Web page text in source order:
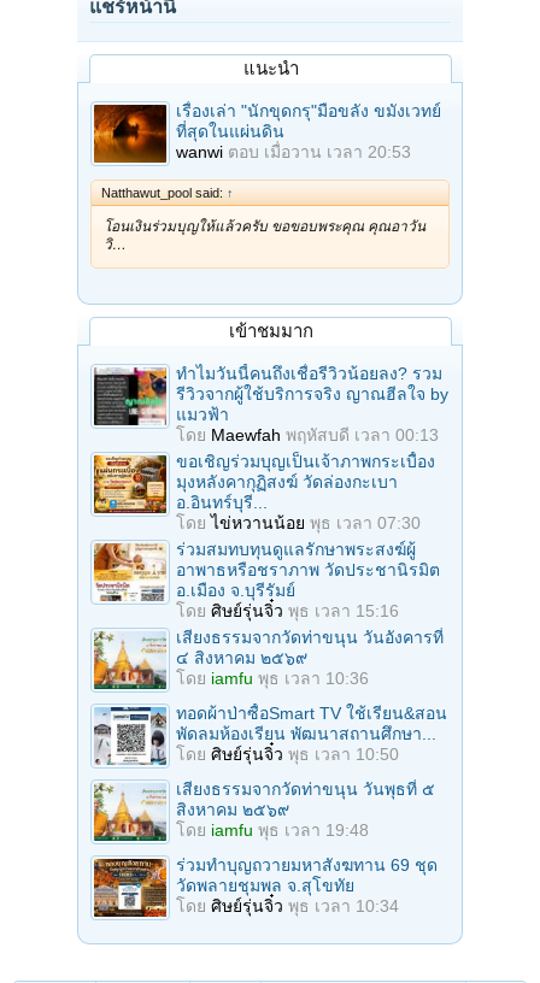
แชร์หน้านี้
แนะนำ
เรื่องเล่า "นักขุดกรุ"มือขลัง ขมังเวทย์
ที่สุดในแผ่นดิน
wanwi ตอบ เมื่อวาน เวลา 20:53
Natthawut_pool said: ↑
โอนเงินร่วมบุญให้แล้วครับ ขอขอบพระคุณ คุณอาวัน
วิ…
เข้าชมมาก
ทำไมวันนี้คนถึงเชื่อรีวิวน้อยลง? รวม
รีวิวจากผู้ใช้บริการจริง ญาณฮีลใจ by
แมวฟ้า
โดย Maewfah พฤหัสบดี เวลา 00:13
ขอเชิญร่วมบุญเป็นเจ้าภาพกระเบื้อง
มุงหลังคากุฏิสงฆ์ วัดล่องกะเบา
อ.อินทร์บุรี...
โดยไข่หวานน้อย พุธ เวลา 07:30
ร่วมสมทบทุนดูแลรักษาพระสงฆ์ผู้
อาพาธหรือชราภาพ วัดประชานิรมิต
อ.เมือง จ.บุรีรัมย์
โดย ศิษย์รุ่นจิ๋ว พุธ เวลา 15:16
เสียงธรรมจากวัดท่าขนุน วันอังคารที่
๔ สิงหาคม ๒๕๖๙
โดย iamfu พุธ เวลา 10:36
ทอดผ้าป่าซื้อSmart TV ใช้เรียน&สอน
พัดลมห้องเรียน พัฒนาสถานศึกษา...
โดย ศิษย์รุ่นจิ๋ว พุธ เวลา 10:50
เสียงธรรมจากวัดท่าขนุน วันพุธที่ ๕
สิงหาคม ๒๕๖๙
โดย iamfu พุธ เวลา 19:48
ร่วมทําบุญถวายมหาสังฆทาน 69 ชุด
วัดพลายชุมพล จ.สุโขทัย
โดย ศิษย์รุ่นจิ๋ว พุธ เวลา 10:34